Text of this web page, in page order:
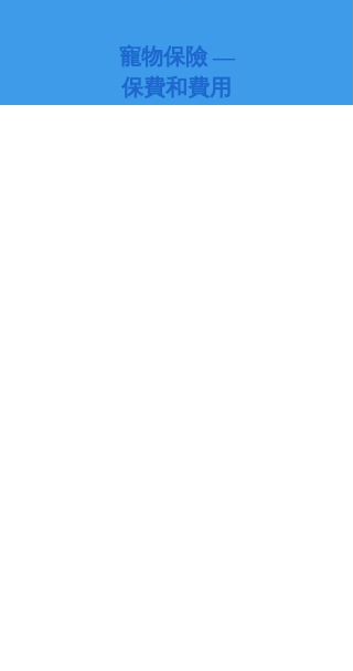
寵物保險 —
保費和費用